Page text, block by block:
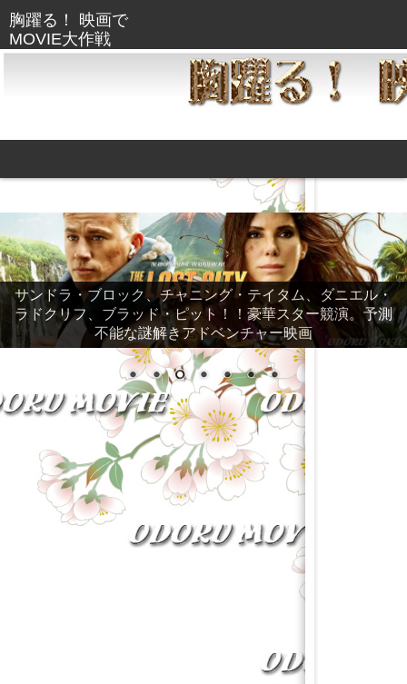
サンドラ・ブロック、チャニング・テイタム、ダニエル・
ラドクリフ、ブラッド・ピット！！豪華スター競演。予測
不能な謎解きアドベンチャー映画